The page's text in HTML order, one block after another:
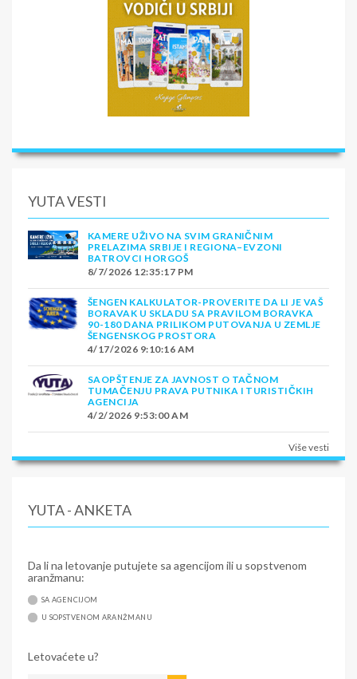
YUTA VESTI
KAMERE UŽIVO NA SVIM GRANIČNIM
PRELAZIMA SRBIJE I REGIONA–EVZONI
BATROVCI HORGOŠ
8/7/2026 12:35:17 PM
ŠENGEN KALKULATOR-PROVERITE DA LI JE VAŠ
BORAVAK U SKLADU SA PRAVILOM BORAVKA
90-180 DANA PRILIKOM PUTOVANJA U ZEMLJE
ŠENGENSKOG PROSTORA
4/17/2026 9:10:16 AM
SAOPŠTENJE ZA JAVNOST O TAČNOM
TUMAČENJU PRAVA PUTNIKA I TURISTIČKIH
AGENCIJA
4/2/2026 9:53:00 AM
Više vesti
YUTA - ANKETA
Da li na letovanje putujete sa agencijom ili u sopstvenom
aranžmanu:
SA AGENCIJOM
U SOPSTVENOM ARANŽMANU
Letovaćete u?